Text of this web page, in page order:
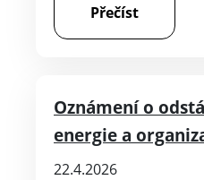
Přečíst
Oznámení o
energie a
22.4.2026